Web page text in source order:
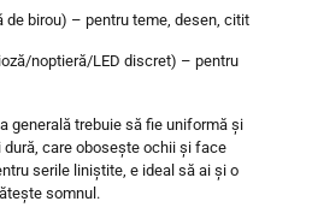
de birou) – pentru teme, desen, citit
noptieră/LED discret) – pentru
generală trebuie să fie uniformă și
care obosește ochii și face
serile liniștite, e ideal să ai și o
somnul.